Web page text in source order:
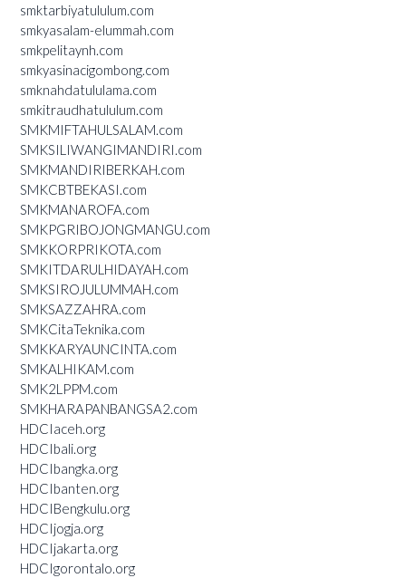
smktarbiyatululum.com
smkyasalam-elummah.com
smkpelitaynh.com
smkyasinacigombong.com
smknahdatululama.com
smkitraudhatululum.com
SMKMIFTAHULSALAM.com
SMKSILIWANGIMANDIRI.com
SMKMANDIRIBERKAH.com
SMKCBTBEKASI.com
SMKMANAROFA.com
SMKPGRIBOJONGMANGU.com
SMKKORPRIKOTA.com
SMKITDARULHIDAYAH.com
SMKSIROJULUMMAH.com
SMKSAZZAHRA.com
SMKCitaTeknika.com
SMKKARYAUNCINTA.com
SMKALHIKAM.com
SMK2LPPM.com
SMKHARAPANBANGSA2.com
HDCIaceh.org
HDCIbali.org
HDCIbangka.org
HDCIbanten.org
HDCIBengkulu.org
HDCIjogja.org
HDCIjakarta.org
HDCIgorontalo.org